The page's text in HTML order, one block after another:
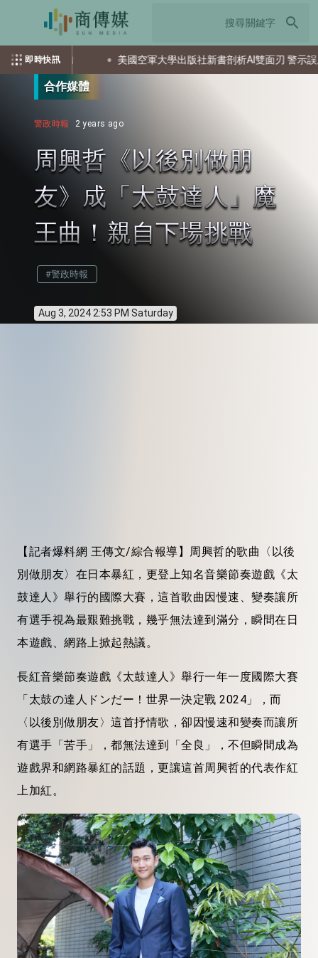
search
即時快訊
屯整備 美國空軍大學出版社新書剖析AI雙面刃 警示誤用潛在
合作媒體
警政時報 2 years ago
周興哲《以後別做朋
友》成「太鼓達人」魔
王曲！親自下場挑戰
#警政時報
Aug 3, 2024 2:53 PM Saturday
【記者爆料網 王傳文/綜合報導】周興哲的歌曲〈以後
別做朋友〉在日本暴紅，更登上知名音樂節奏遊戲《太
鼓達人》舉行的國際大賽，這首歌曲因慢速、變奏讓所
有選手視為最艱難挑戰，幾乎無法達到滿分，瞬間在日
本遊戲、網路上掀起熱議。
長紅音樂節奏遊戲《太鼓達人》舉行一年一度國際大賽
「太鼓の達人ドンだー！世界一決定戰 2024」，而
〈以後別做朋友〉這首抒情歌，卻因慢速和變奏而讓所
有選手「苦手」，都無法達到「全良」，不但瞬間成為
遊戲界和網路暴紅的話題，更讓這首周興哲的代表作紅
上加紅。